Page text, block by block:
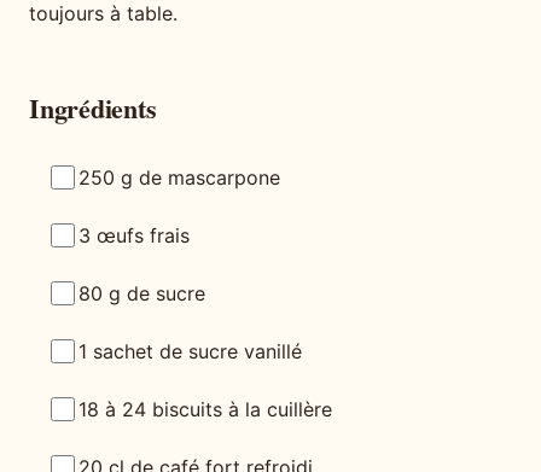
toujours à table.
Ingrédients
250 g de mascarpone
3 œufs frais
80 g de sucre
1 sachet de sucre vanillé
18 à 24 biscuits à la cuillère
20 cl de café fort refroidi